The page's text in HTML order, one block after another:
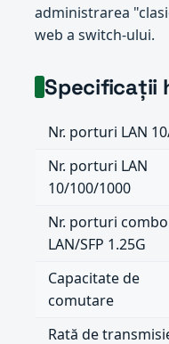
administrarea
web a switch-ului.
Specificații
Nr. porturi LAN
Nr. porturi LAN
10/100/1000
Nr. porturi combo
LAN/SFP 1.25G
Capacitate de
comutare
Rată de